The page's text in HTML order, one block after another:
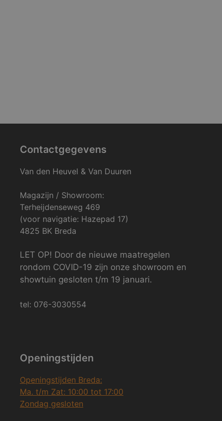
Contactgegevens
Van den Heuvel & Van Duuren
Magazijn / Showroom:
Terheijdenseweg 469
(voor navigatie: Hazepad 17)
4825 BK Breda
LET OP! Door de nieuwe maatregelen
rondom COVID-19 zijn onze showroom en
showtuin gesloten t/m 19 januari.
tel: 076-3030554
Openingstijden
Openingstijden Breda:
Ma. t/m Zat: 10:00 tot 17:00
Zondag gesloten